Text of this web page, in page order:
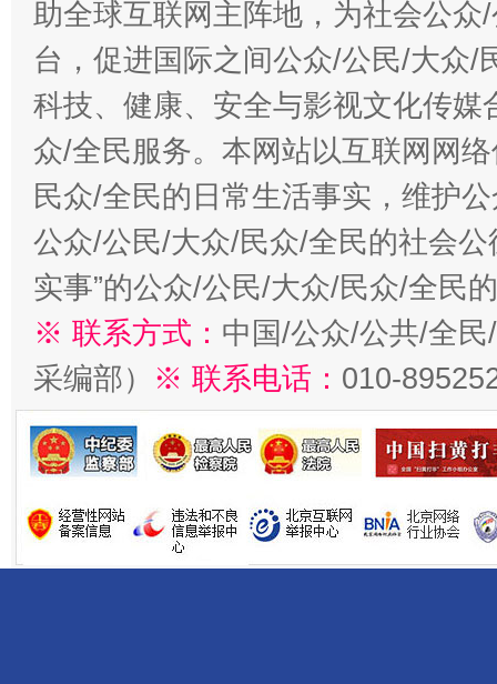
助全球互联网主阵地，为社会公
台，促进国际之间公众/公民/大众/
科技、健康、安全与影视文化传
众/全民服务。本网站以互联网网
民众/全民的日常生活事实，维护
公众/公民/大众/民众/全民的社会公
实事”的公众/公民/大众/民众/全民
※ 联系方式： 中国/公众/公共/全
采编部） ※ 联系电话： 010-